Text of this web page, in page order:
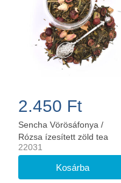
2.450 Ft
Sencha Vörösáfonya /
Rózsa ízesített zöld tea
100g
22031